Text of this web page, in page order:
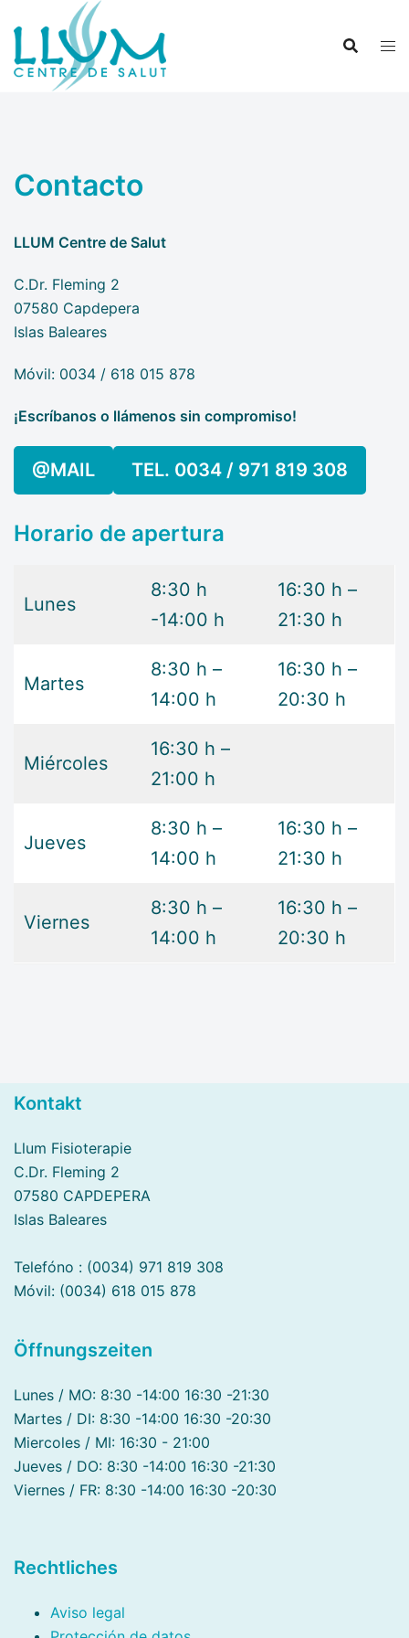
contenido
Contacto
LLUM Centre de Salut
C.Dr. Fleming 2
07580 Capdepera
Islas Baleares
Móvil: 0034 / 618 015 878
¡Escríbanos o llámenos sin compromiso!
@MAIL TEL. 0034 / 971 819 308
Horario de apertura
Lunes
8:30 h
-14:00 h
16:30 h –
21:30 h
Martes
8:30 h –
14:00 h
16:30 h –
20:30 h
Miércoles
16:30 h –
21:00 h
Jueves
8:30 h –
14:00 h
16:30 h –
21:30 h
Viernes
8:30 h –
14:00 h
16:30 h –
20:30 h
Kontakt
Llum Fisioterapie
C.Dr. Fleming 2
07580 CAPDEPERA
Islas Baleares
Telefóno : (0034) 971 819 308
Móvil: (0034) 618 015 878
Öffnungszeiten
Lunes / MO: 8:30 -14:00 16:30 -21:30
Martes / DI: 8:30 -14:00 16:30 -20:30
Miercoles / MI: 16:30 - 21:00
Jueves / DO: 8:30 -14:00 16:30 -21:30
Viernes / FR: 8:30 -14:00 16:30 -20:30
Rechtliches
Aviso legal